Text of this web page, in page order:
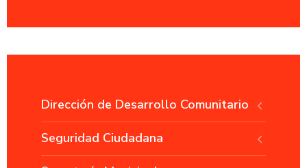
Dirección de Desarrollo Comunitario
Seguridad Ciudadana